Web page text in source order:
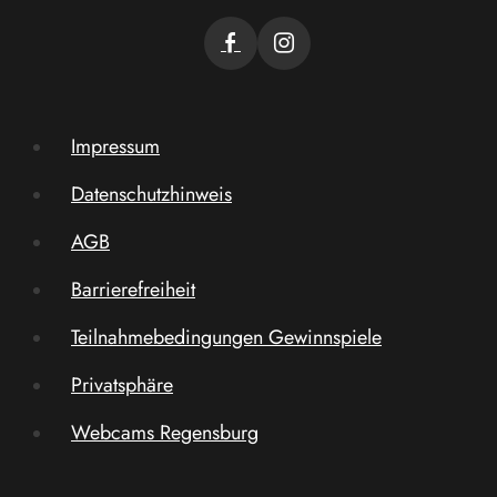
Impressum
Datenschutzhinweis
AGB
Barrierefreiheit
Teilnahmebedingungen Gewinnspiele
Privatsphäre
Webcams Regensburg